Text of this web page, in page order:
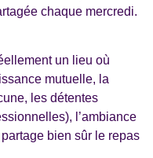
chaque mercredi.
un lieu où
mutuelle, la
les détentes
l’ambiance
bien sûr le repas